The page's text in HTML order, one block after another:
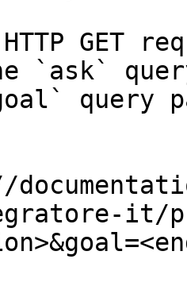
GET
`ask`
query
it/